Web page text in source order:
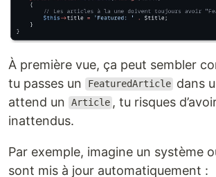
À première vue, ça peut sembler
tu passes un
FeaturedArticle dans
attend un
Article , tu risques
inattendus.
Par exemple, imagine un système
sont mis à jour automatiquement :